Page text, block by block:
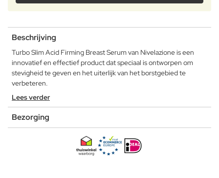
Beschrijving
Turbo Slim Acid Firming Breast Serum van Nivelazione is een
innovatief en effectief product dat speciaal is ontworpen om
stevigheid te geven en het uiterlijk van het borstgebied te
verbeteren.
Lees verder
Bezorging